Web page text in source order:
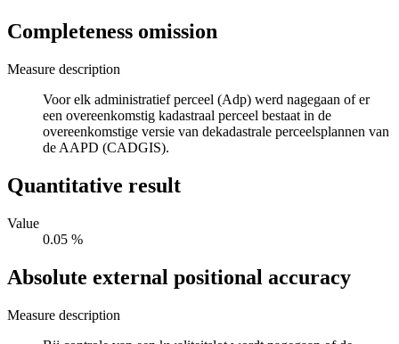
Completeness omission
Measure description
Voor elk administratief perceel (Adp) werd nagegaan of er
een overeenkomstig kadastraal perceel bestaat in de
overeenkomstige versie van dekadastrale perceelsplannen van
de AAPD (CADGIS).
Quantitative result
Value
0.05 %
Absolute external positional accuracy
Measure description